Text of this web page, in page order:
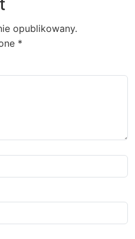
opublikowany.
*